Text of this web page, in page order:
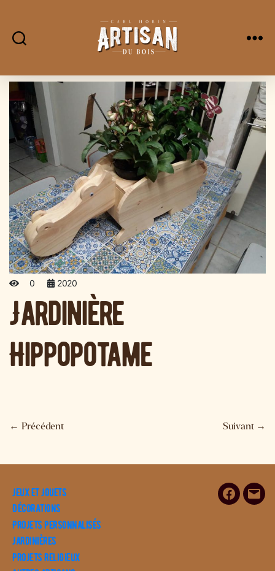
Bois
0 2020
Jardinière
Hippopotame
← Précédent Suivant →
Jeux et Jouets
Décorations
Projets personnalisés
Jardinières
Projets religieux
FacebookE-